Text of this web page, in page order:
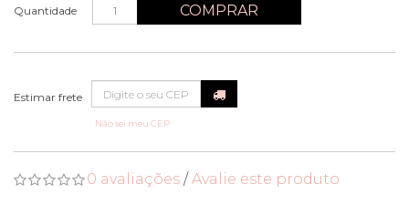
Quantidade COMPRAR
Não sei meu CEP
0 avaliações /Avalie este produto